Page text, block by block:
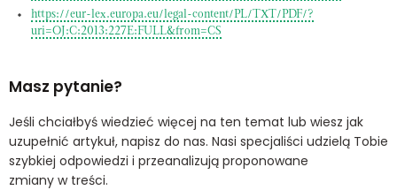
https://eur-lex.europa.eu/legal-content/PL/TXT/PDF/?
uri=OJ:C:2013:227E:FULL&from=CS
Masz pytanie?
Jeśli chciałbyś wiedzieć więcej na ten temat lub wiesz jak
uzupełnić artykuł, napisz do nas. Nasi specjaliści udzielą Tobie
szybkiej odpowiedzi i przeanalizują proponowane
zmiany w treści.